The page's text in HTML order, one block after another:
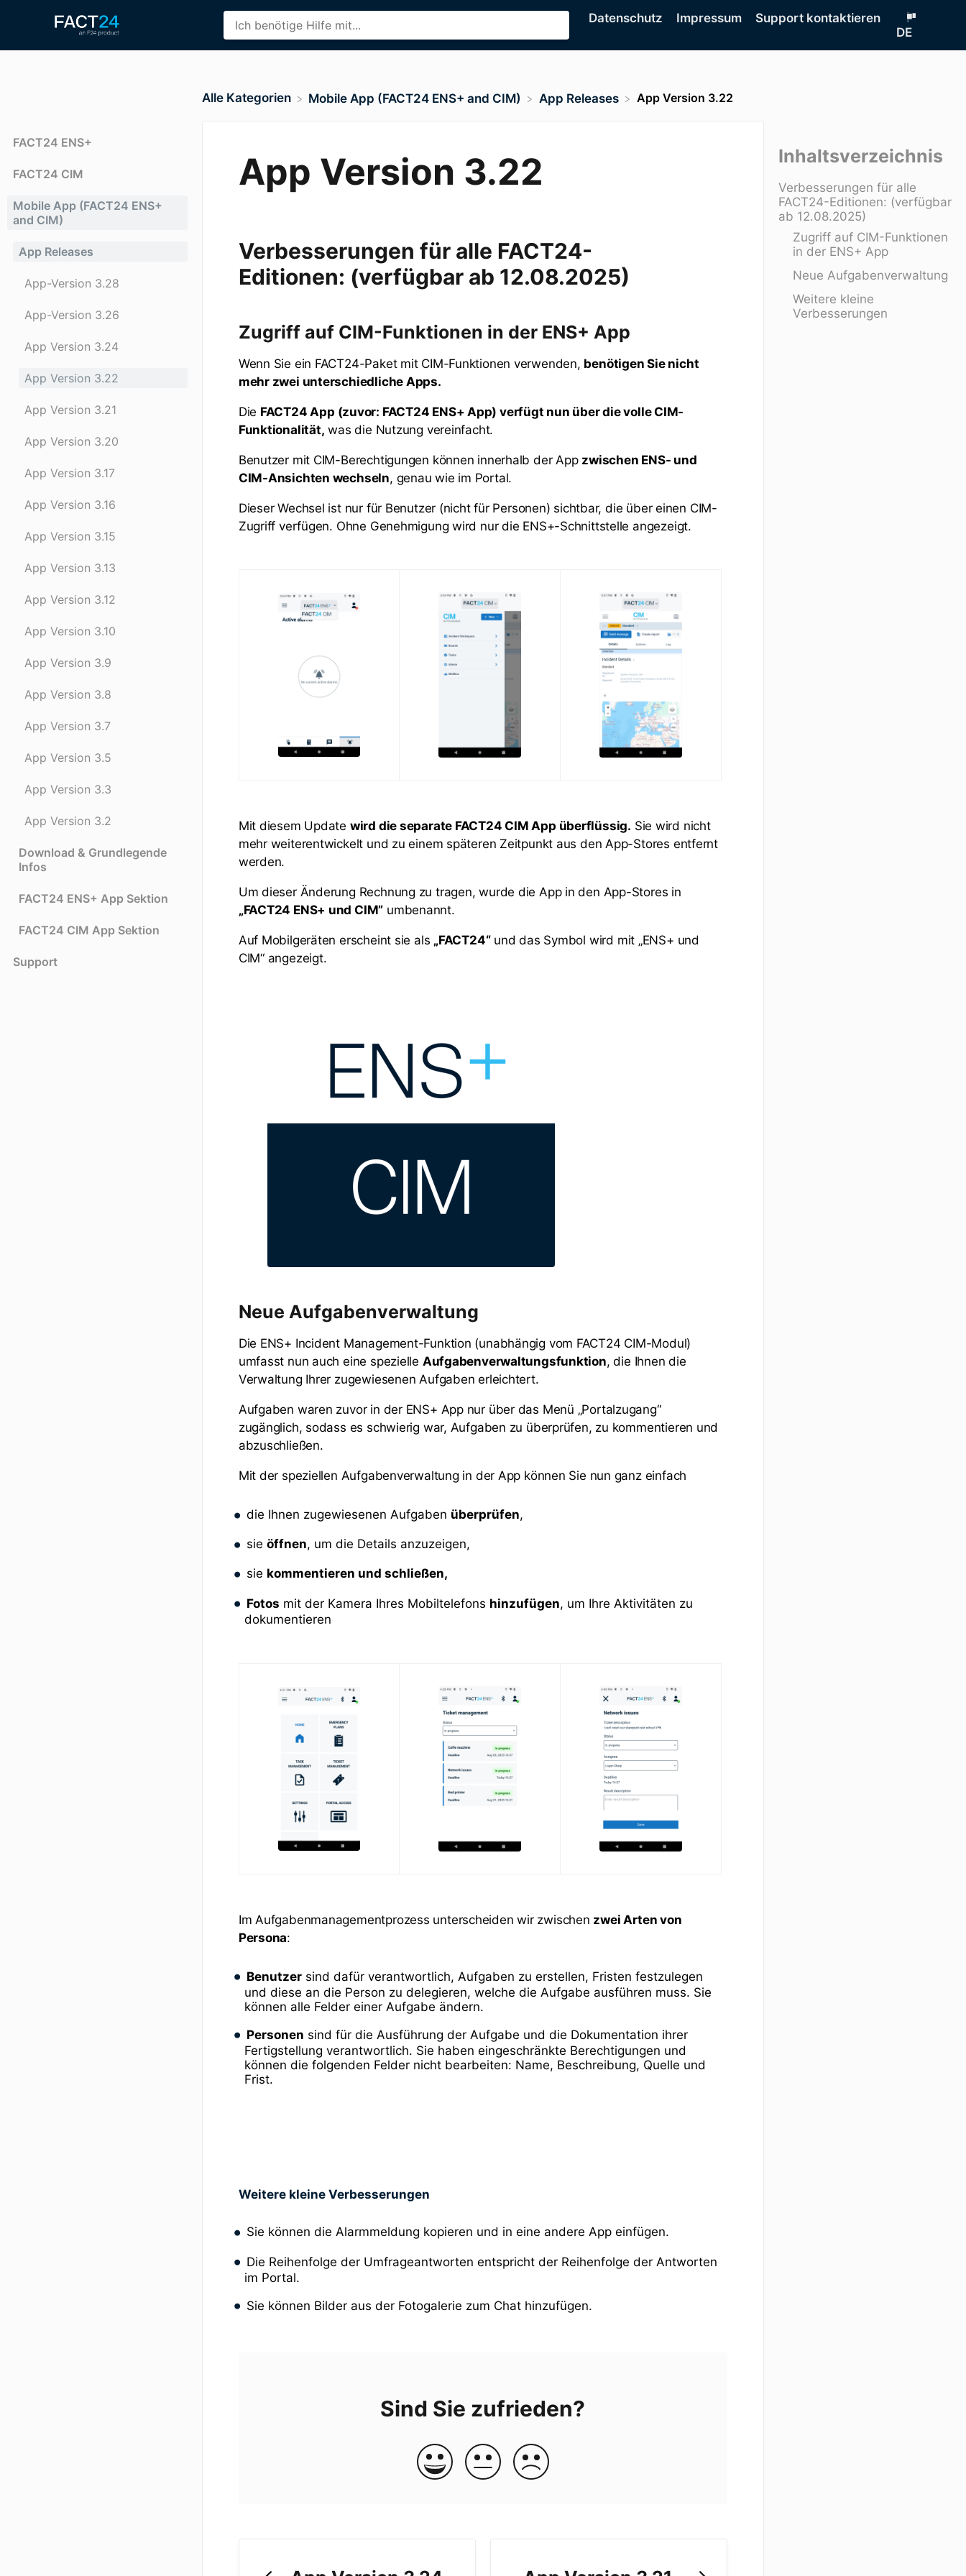
Datenschutz Impressum
Support kontaktieren
DE
FACT24 ENS+
FACT24 CIM
Mobile App (FACT24 ENS+
and CIM)
App Releases
App-Version 3.28
App-Version 3.26
App Version 3.24
App Version 3.22
App Version 3.21
App Version 3.20
App Version 3.17
App Version 3.16
App Version 3.15
App Version 3.13
App Version 3.12
App Version 3.10
App Version 3.9
App Version 3.8
App Version 3.7
App Version 3.5
App Version 3.3
App Version 3.2
Download & Grundlegende
Infos
FACT24 ENS+ App Sektion
FACT24 CIM App Sektion
Support
Inhaltsverzeichnis
Verbesserungen für alle
FACT24-Editionen: (verfügbar
ab 12.08.2025)
Zugriff auf CIM-Funktionen
in der ENS+ App
Neue Aufgabenverwaltung
Weitere kleine
Verbesserungen
Alle Kategorien ​Mobile App (FACT24 ENS+ and CIM) ​App Releases App Version 3.22
App Version 3.22
Verbesserungen für alle FACT24-
Editionen: (verfügbar ab 12.08.2025)
Zugriff auf CIM-Funktionen in der ENS+ App
Wenn Sie ein FACT24-Paket mit CIM-Funktionen verwenden, benötigen Sie nicht
mehr zwei unterschiedliche Apps.
Die FACT24 App (zuvor: FACT24 ENS+ App) verfügt nun über die volle CIM-
Funktionalität, was die Nutzung vereinfacht.
Benutzer mit CIM-Berechtigungen können innerhalb der App zwischen ENS- und
CIM-Ansichten wechseln, genau wie im Portal.
Dieser Wechsel ist nur für Benutzer (nicht für Personen) sichtbar, die über einen CIM-
Zugriff verfügen. Ohne Genehmigung wird nur die ENS+-Schnittstelle angezeigt.
Mit diesem Update wird die separate FACT24 CIM App überflüssig. Sie wird nicht
mehr weiterentwickelt und zu einem späteren Zeitpunkt aus den App-Stores entfernt
werden.
Um dieser Änderung Rechnung zu tragen, wurde die App in den App-Stores in
„FACT24 ENS+ und CIM” umbenannt.
Auf Mobilgeräten erscheint sie als „FACT24“und das Symbol wird mit „ENS+ und
CIM“ angezeigt.
Neue Aufgabenverwaltung
Die ENS+ Incident Management-Funktion (unabhängig vom FACT24 CIM-Modul)
umfasst nun auch eine spezielle Aufgabenverwaltungsfunktion, die Ihnen die
Verwaltung Ihrer zugewiesenen Aufgaben erleichtert.
Aufgaben waren zuvor in der ENS+ App nur über das Menü „Portalzugang“
zugänglich, sodass es schwierig war, Aufgaben zu überprüfen, zu kommentieren und
abzuschließen.
Mit der speziellen Aufgabenverwaltung in der App können Sie nun ganz einfach
die Ihnen zugewiesenen Aufgaben überprüfen,
sieöffnen, um die Details anzuzeigen,
sie kommentieren und schließen,
Fotos mit der Kamera Ihres Mobiltelefons hinzufügen, um Ihre Aktivitäten zu
dokumentieren
Im Aufgabenmanagementprozess unterscheiden wir zwischen zwei Arten von
Persona:
Benutzer sind dafür verantwortlich, Aufgaben zu erstellen, Fristen festzulegen
und diese an die Person zu delegieren, welche die Aufgabe ausführen muss. Sie
können alle Felder einer Aufgabe ändern.
Personen sind für die Ausführung der Aufgabe und die Dokumentation ihrer
Fertigstellung verantwortlich. Sie haben eingeschränkte Berechtigungen und
können die folgenden Felder nicht bearbeiten: Name, Beschreibung, Quelle und
Frist.
Weitere kleine Verbesserungen
Sie können die Alarmmeldung kopieren und in eine andere App einfügen.
Die Reihenfolge der Umfrageantworten entspricht der Reihenfolge der Antworten
im Portal.
Sie können Bilder aus der Fotogalerie zum Chat hinzufügen.
Sind Sie zufrieden?